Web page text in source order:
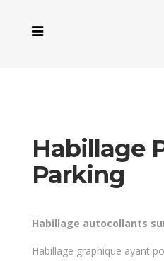
Habillage
Parking
Habillage autocollants
Habillage graphique ayant